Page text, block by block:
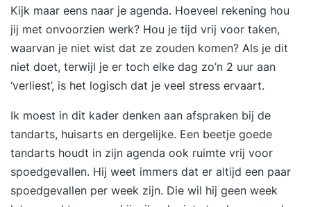
Kijk maar eens naar je agenda. Hoeveel rekening hou
jij met onvoorzien werk? Hou je tijd vrij voor taken,
waarvan je niet wist dat ze zouden komen? Als je dit
niet doet, terwijl je er toch elke dag zo’n 2 uur aan
‘verliest’, is het logisch dat je veel stress ervaart.
Ik moest in dit kader denken aan afspraken bij de
tandarts, huisarts en dergelijke. Een beetje goede
tandarts houdt in zijn agenda ook ruimte vrij voor
spoedgevallen. Hij weet immers dat er altijd een paar
spoedgevallen per week zijn. Die wil hij geen week